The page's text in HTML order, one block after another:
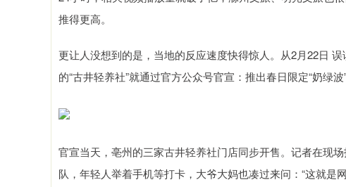
推得更高。
更让人没想到的是，当地的反应速度快得惊人。从2月22日
的“古井轻养社”就通过官方公众号官宣：推出春日限定“奶绿波”
官宣当天，亳州的三家古井轻养社门店同步开售。记者在现
队，年轻人举着手机等打卡，大爷大妈也凑过来问：“这就是